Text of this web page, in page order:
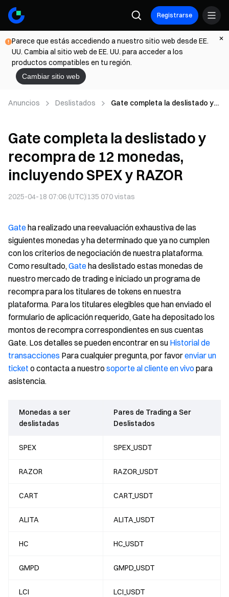
Registrarse
Parece que estás accediendo a nuestro sitio web desde EE.
UU. Cambia al sitio web de EE. UU. para acceder a los
productos compatibles en tu región.
Cambiar sitio web
Anuncios Deslistados
Gate completa la deslistado y
Gate completa la deslistado y
recompra de 12 monedas,
incluyendo SPEX y RAZOR
2025-04-18 07:06 (UTC) 135 070vistas
Gateha realizado una reevaluación exhaustiva de las
siguientes monedas y ha determinado que ya no cumplen
con los criterios de negociación de nuestra plataforma.
Como resultado,Gateha deslistado estas monedas de
nuestro mercado de trading e iniciado un programa de
recompra para los titulares de tokens en nuestra
plataforma. Para los titulares elegibles que han enviado el
formulario de aplicación requerido, Gate ha depositado los
montos de recompra correspondientes en sus cuentas
Gate. Los detalles se pueden encontrar en su Historial de
transacciones Para cualquier pregunta, por favorenviar un
ticket o contacta a nuestro soporte al cliente en vivo para
asistencia.
Monedas a ser
deslistadas
Pares de Trading a Ser
Deslistados
SPEX SPEX_USDT
RAZOR RAZOR_USDT
CART CART_USDT
ALITA ALITA_USDT
HC HC_USDT
GMPD GMPD_USDT
LCI LCI_USDT